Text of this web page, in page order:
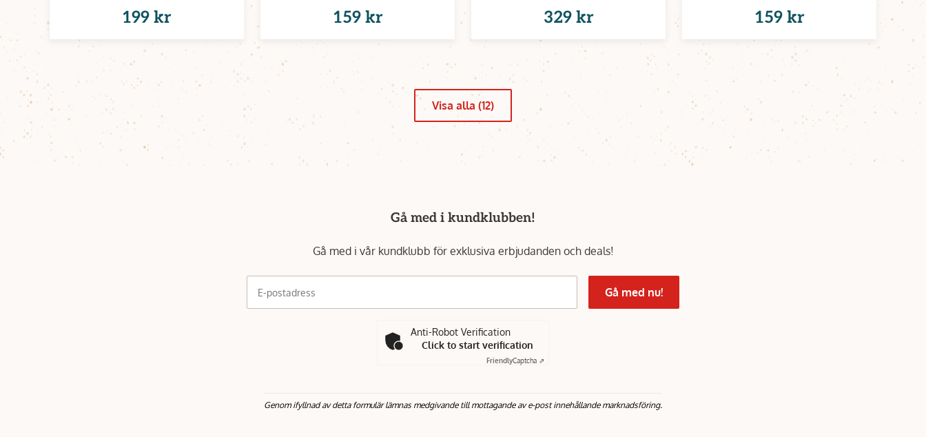
199 kr 159 kr 329 kr 159 kr
Visa alla (12)
Gå med i kundklubben!
Gå med i vår kundklubb för exklusiva erbjudanden och deals!
E-postadress Gå med nu!
Anti-Robot Verification
Click to start verification
FriendlyCaptcha ⇗
Genom ifyllnad av detta formulär lämnas medgivande till mottagande av e-post innehållande marknadsföring.